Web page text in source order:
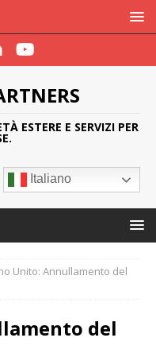
ESTERE E SERVIZI PER
Italiano
Unito: Annullamento del
del